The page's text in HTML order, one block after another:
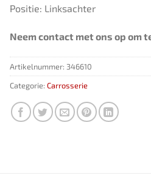
Positie: Linksachter
Neem contact met ons op om
Artikelnummer: 346610
Categorie: Carrosserie